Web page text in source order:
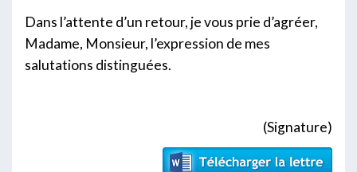
Dans l’attente d’un retour, je vous prie d’agréer,
Madame, Monsieur, l’expression de mes
salutations distinguées.
(Signature)